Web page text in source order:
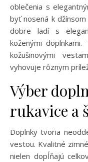
oblečenia s
byť nosená k
dobre ladí s
koženými
kožušinovými
vyhovuje rôznym
Výber
rukavice a
Doplnky tvoria
vestou. Kvalitné
nielen dopĺňajú